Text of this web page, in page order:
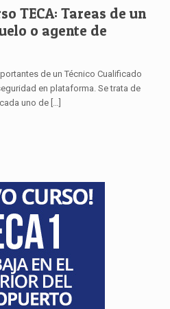
TECA: Tareas de un
o agente de
de un Técnico Cualificado
en plataforma. Se trata de
uno de